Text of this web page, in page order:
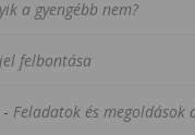
a gyengébb nem?
felbontása
- Feladatok és megoldások